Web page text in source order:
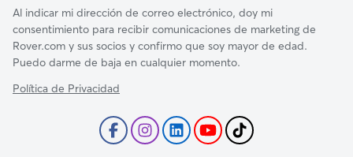
Al indicar mi dirección de correo electrónico, doy mi
consentimiento para recibir comunicaciones de marketing de
Rover.com y sus socios y confirmo que soy mayor de edad.
Puedo darme de baja en cualquier momento.
Política de Privacidad